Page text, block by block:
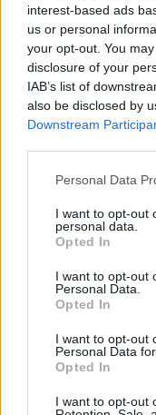
interest-based ads
us or personal
your opt-out. You
disclosure of your
IAB’s list of
also be disclosed by
Downstream
Personal Data
I want to opt-out
personal data.
Opted In
I want to opt-out
Personal Data.
Opted In
I want to opt-out
Personal Data
Opted In
I want to opt-out
By signing up, you
+30 210 700 6825
info@spagenesis.gr